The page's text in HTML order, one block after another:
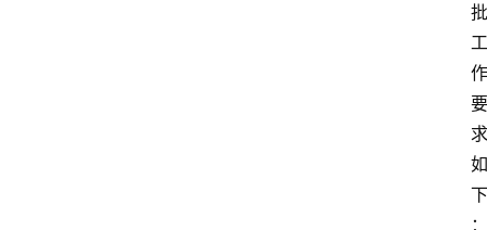
批
工
作
要
求
如
下
：